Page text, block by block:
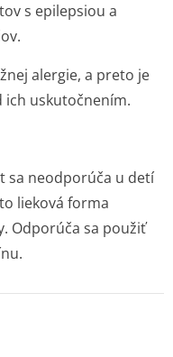
s epilepsiou a
alergie, a preto je
ich uskutočnením.
sa neodporúča u detí
lieková forma
Odporúča sa použiť